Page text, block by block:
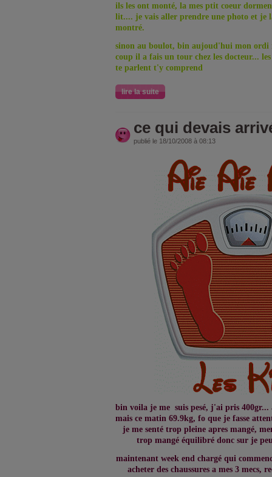
ils les ont monté, la mes ptit coeur
lit.... je vais aller prendre une photo et je
montré.
sinon au boulot, bin aujoud'hui mon ordi
coup il a fais un tour chez les docteur...
te parlent t'y comprend
lire la suite
ce qui devais
publié le 18/10/2008 à 08:13
bin voila je me suis pesé, j'ai pris
mais ce matin 69.9kg, fo que je fasse
je me senté trop pleine apres mangé,
trop mangé équilibré donc sur je
maintenant week end chargé qui
acheter des chaussures a mes 3 mecs,